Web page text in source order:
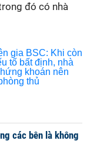
đó có nhà
các bên là không